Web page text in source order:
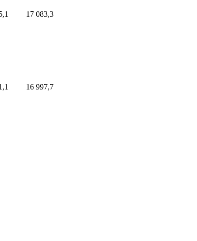
17 083,3
16 997,7